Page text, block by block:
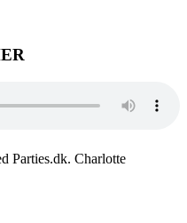
Parties.dk. Charlotte